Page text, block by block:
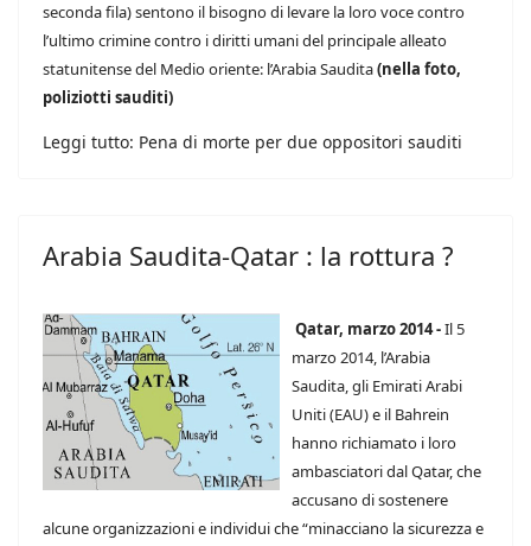
seconda fila) sentono il bisogno di levare la loro voce contro
l’ultimo crimine contro i diritti umani del principale alleato
statunitense del Medio oriente: l’Arabia Saudita(nella foto,
poliziotti sauditi)
Leggi tutto: Pena di morte per due oppositori sauditi
Arabia Saudita-Qatar : la rottura ?
Qatar, marzo 2014 -Il 5
marzo 2014, l’Arabia
Saudita, gli Emirati Arabi
Uniti (EAU) e il Bahrein
hanno richiamato i loro
ambasciatori dal Qatar, che
accusano di sostenere
alcune organizzazioni e individui che “minacciano la sicurezza e